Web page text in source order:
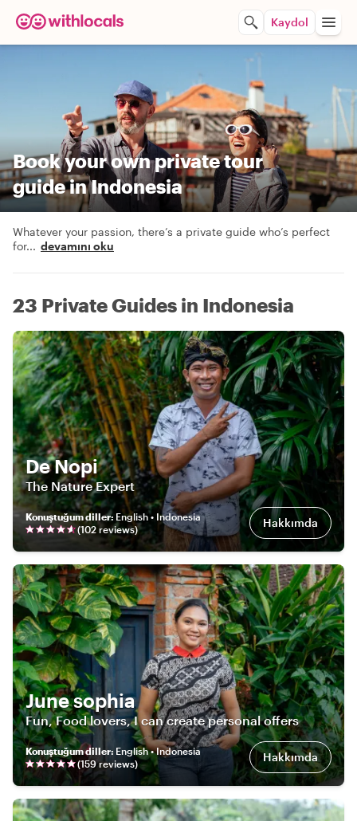
Kaydol
Book your own private tour
guide in Indonesia
Whatever your passion, there’s a private guide who’s perfect
for... devamını oku
23 Private Guides in Indonesia
De Nopi
The Nature Expert
Konuştuğum diller: English • Indonesia
(102 reviews) Hakkımda
June sophia
Fun, Food lovers, I can create personal offers
Konuştuğum diller: English • Indonesia
(159reviews) Hakkımda